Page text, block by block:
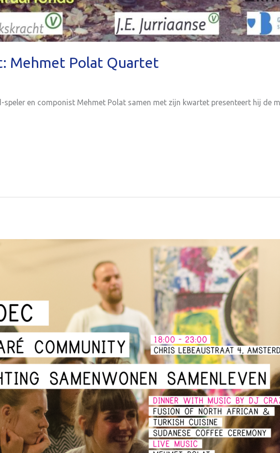
Mehmet Polat Quartet
speler en componist Mehmet Polat samen met zijn kwartet presenteert hij de